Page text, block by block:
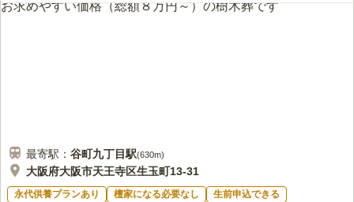
最寄駅： 谷町九丁目駅(630m)
大阪府大阪市天王寺区生玉町13-31
永代供養プランあり 檀家になる必要なし 生前申込できる